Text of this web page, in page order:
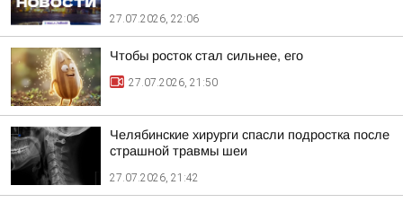
27.07.2026, 22:06
Чтобы росток стал сильнее, его
27.07.2026, 21:50
Челябинские хирурги спасли подростка после
страшной травмы шеи
27.07.2026, 21:42